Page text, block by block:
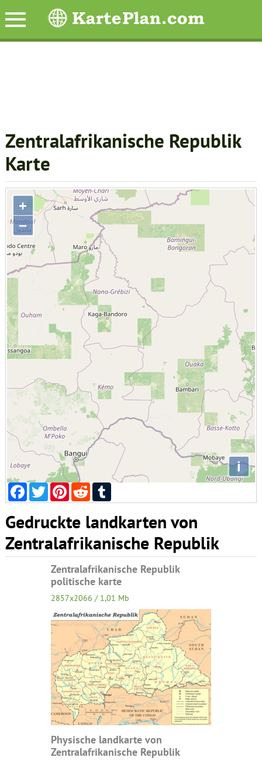
Zentralafrikanische Republik
Karte
+
−
i
Facebook
TwitterPinterest
RedditTumblr
Gedruckte landkarten von
Zentralafrikanische Republik
Zentralafrikanische Republik
politische karte
2857x2066 / 1,01 Mb
Physische landkarte von
Zentralafrikanische Republik